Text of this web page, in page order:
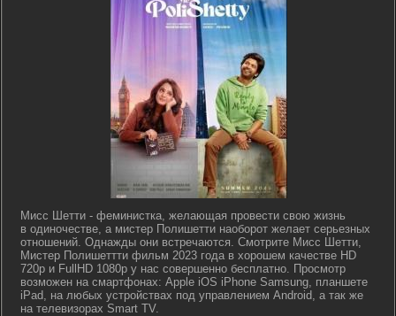
Мисс Шетти - феминистка, желающая провести свою жизнь
в одиночестве, а мистер Полишетти наоборот желает серьезных
отношений. Однажды они встречаются. Смотрите Мисс Шетти,
Мистер Полишеттти фильм 2023 года в хорошем качестве HD
720p и FullHD 1080p у нас совершенно бесплатно. Просмотр
возможен на смартфонах: Apple iOS iPhone Samsung, планшете
iPad, на любых устройствах под управлением Android, а так же
на телевизорах Smart TV.